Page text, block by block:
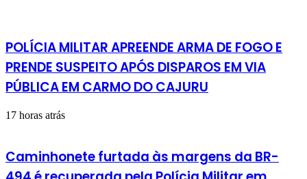
POLÍCIA MILITAR APREENDE ARMA DE FOGO E
PRENDE SUSPEITO APÓS DISPAROS EM VIA
PÚBLICA EM CARMO DO CAJURU
17 horas atrás
Caminhonete furtada às margens da BR-